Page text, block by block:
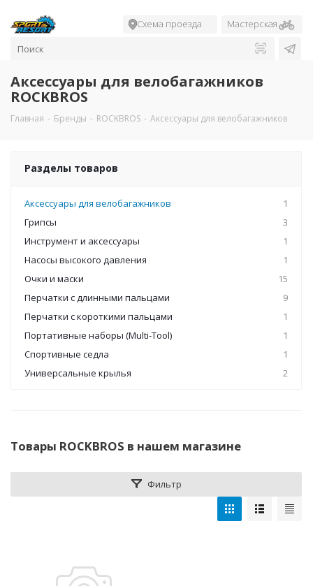
Схема проезда Мастерская
Аксессуары для велобагажников
ROCKBROS
Главная - Бренды - ROCKBROS - Аксессуары для велобагажников
Разделы товаров
Аксессуары для велобагажников
1
Грипсы
3
Инструмент и аксессуары
1
Насосы высокого давления
1
Очки и маски
15
Перчатки с длинными пальцами
9
Перчатки с короткими пальцами
1
Портативные наборы (Multi-Tool)
1
Спортивные седла
1
Универсальные крылья
2
Товары ROCKBROS в нашем магазине
Фильтр